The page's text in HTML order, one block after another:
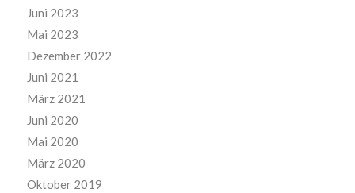
Juni 2023
Mai 2023
Dezember 2022
Juni 2021
März 2021
Juni 2020
Mai 2020
März 2020
Oktober 2019